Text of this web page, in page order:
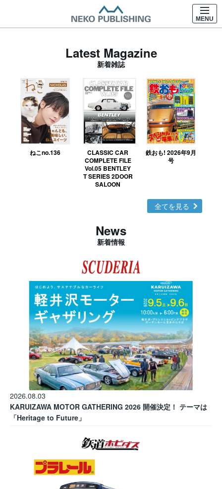
MENU
Latest Magazine
新着雑誌
ねこno.136
CLASSIC CAR
COMPLETE FILE
Vol.05 BENTLEY
T SERIES 2DOOR
SALOON
鉄おも! 2026年9月
号
全てを見る
News
新着情報
2026.08.03
KARUIZAWA MOTOR GATHERING 2026 開催決定！ テーマは
「Heritage to Future」